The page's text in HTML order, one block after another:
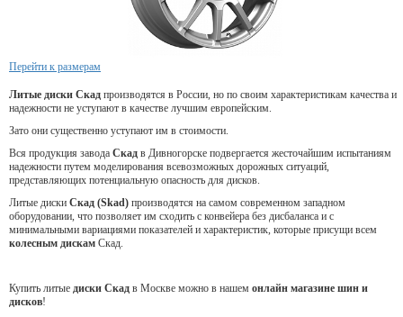
Перейти к размерам
Литые диски Скад производятся в России, но по своим характеристикам качества и
надежности не уступают в качестве лучшим европейским.
Зато они существенно уступают им в стоимости.
Вся продукция завода Скад в Дивногорске подвергается жесточайшим испытаниям
надежности путем моделирования всевозможных дорожных ситуаций,
представляющих потенциальную опасность для дисков.
Литые диски Скад (Skad) производятся на самом современном западном
оборудовании, что позволяет им сходить с конвейера без дисбаланса и с
минимальными вариациями показателей и характеристик, которые присущи всем
колесным дискам Скад.
Купить литые диски Скад в Москве можно в нашем онлайн магазине шин и
дисков!